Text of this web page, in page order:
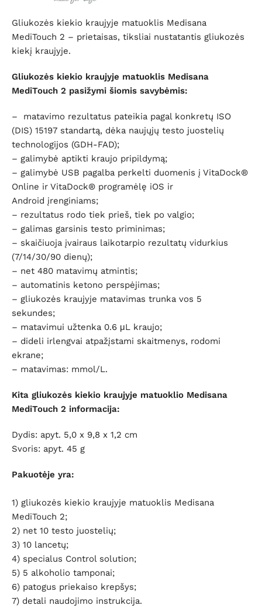
Gliukozės kiekio kraujyje matuoklis Medisana
MediTouch 2 – prietaisas, tiksliai nustatantis gliukozės
kiekį kraujyje.
Gliukozės kiekio kraujyje matuoklis Medisana
MediTouch 2 pasižymi šiomis savybėmis:
– matavimo rezultatus pateikia pagal konkretų ISO
(DIS) 15197 standartą, dėka naujųjų testo juostelių
technologijos (GDH-FAD);
– galimybė aptikti kraujo pripildymą;
– galimybė USB pagalba perkelti duomenis į VitaDock®
Online ir VitaDock® programėlę iOS ir
Android įrenginiams;
– rezultatus rodo tiek prieš, tiek po valgio;
– galimas garsinis testo priminimas;
– skaičiuoja įvairaus laikotarpio rezultatų vidurkius
(7/14/30/90 dienų);
– net 480 matavimų atmintis;
– automatinis ketono perspėjimas;
– gliukozės kraujyje matavimas trunka vos 5
sekundes;
– matavimui užtenka 0.6 μL kraujo;
– dideli irlengvai atpažįstami skaitmenys, rodomi
ekrane;
– matavimas: mmol/L.
Kita gliukozės kiekio kraujyje matuoklio Medisana
MediTouch 2 informacija:
Dydis: apyt. 5,0 x 9,8 x 1,2 cm
Svoris: apyt. 45 g
Pakuotėje yra:
1) gliukozės kiekio kraujyje matuoklis Medisana
MediTouch 2;
2) net 10 testo juostelių;
3) 10 lancetų;
4) specialus Control solution;
5) 5 alkoholio tamponai;
6) patogus priekaiso krepšys;
7) detali naudojimo instrukcija.